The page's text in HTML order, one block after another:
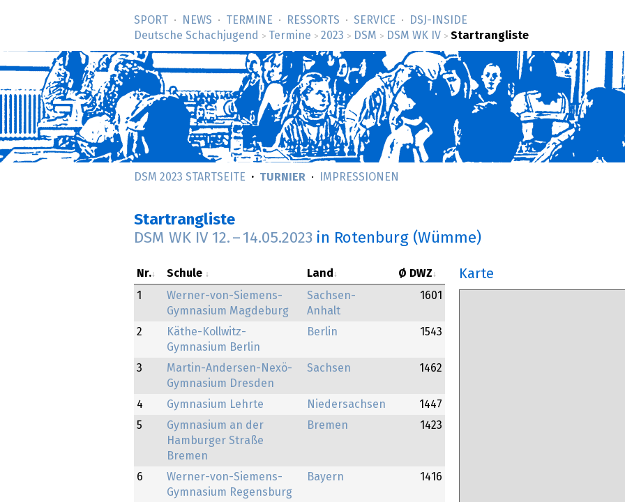
SPORT NEWS TERMINE RESSORTS SERVICE
DSJ-­INSIDE
Deutsche Schachjugend
> Termine > 2023 > DSM > DSM WK IV > Startrangliste
DSM 2023 STARTSEITE TURNIER IMPRESSIONEN
Startrangliste
DSM WK IV 12. – 14.05.2023 in Rotenburg (Wümme)
Nr. Schule Land
Ø DWZ
1
Werner-von-Siemens-
Gymnasium Magdeburg
Sachsen-
Anhalt
1601
2
Käthe-Kollwitz-
Gymnasium Berlin
Berlin 1543
3
Martin-Andersen-Nexö-
Gymnasium Dresden
Sachsen 1462
4 Gymnasium Lehrte Niedersachsen
1447
5
Gymnasium an der
Hamburger Straße
Bremen
Bremen 1423
6
Werner-von-Siemens-
Gymnasium Regensburg
Bayern 1416
Karte